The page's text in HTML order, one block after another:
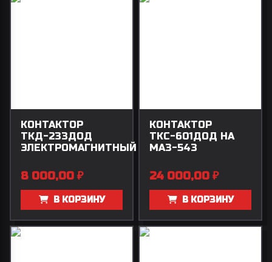
КОНТАКТОР
ТКД-233ДОД
ЭЛЕКТРОМАГНИТНЫЙ
8 000,00 ₽
В КОРЗИНУ
КОНТАКТОР
ТКС-601ДОД НА
МАЗ-543
24 000,00 ₽
В КОРЗИНУ